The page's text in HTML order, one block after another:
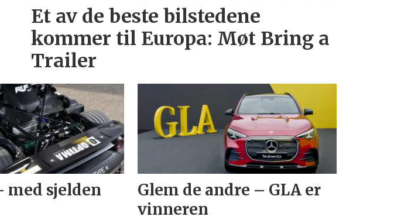
Et av de beste bilstedene
kommer til Europa: Møt Bring a
Trailer
med sjelden
Glem de andre – GLA er
vinneren